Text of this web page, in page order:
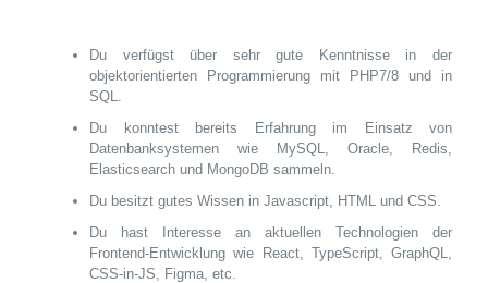
Du verfügst über sehr gute Kenntnisse in der
objektorientierten Programmierung mit PHP7/8 und in
SQL.
Du konntest bereits Erfahrung im Einsatz von
Datenbanksystemen wie MySQL, Oracle, Redis,
Elasticsearch und MongoDB sammeln.
Du besitzt gutes Wissen in Javascript, HTML und CSS.
Du hast Interesse an aktuellen Technologien der
Frontend-Entwicklung wie React, TypeScript, GraphQL,
CSS-in-JS, Figma, etc.